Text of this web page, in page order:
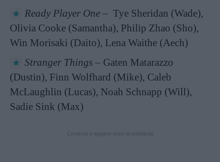
Ready Player One – Tye Sheridan (Wade),
Olivia Cooke (Samantha), Philip Zhao (Sho),
Win Morisaki (Daito), Lena Waithe (Aech)
Stranger Things – Gaten Matarazzo
(Dustin), Finn Wolfhard (Mike), Caleb
McLaughlin (Lucas), Noah Schnapp (Will),
Sadie Sink (Max)